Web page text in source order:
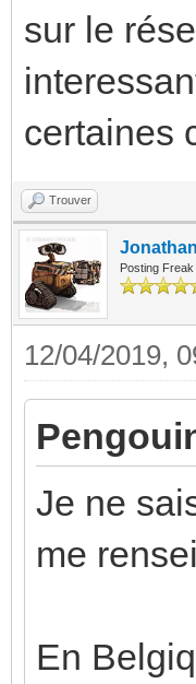
sur le
certaines
Trouver
Posting Freak
12/04/2019,
Je ne
me
En